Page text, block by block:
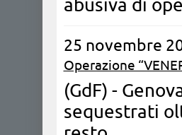
abusiva di
25 novembre
Operazione
(GdF) -
sequestrati